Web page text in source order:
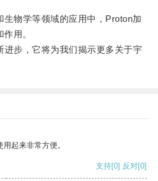
物学等领域的应用中，Proton加
用。
步，它将为我们揭示更多关于宇
起来非常方便。
支持[0] 反对[0]